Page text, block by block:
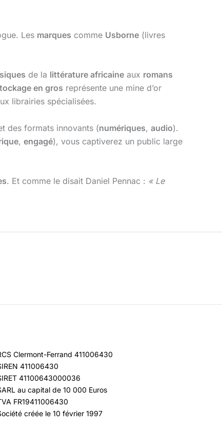
Les marques comme Usborne (livres
de la littérature africaine aux romans
en gros représente une mine d’or
librairies spécialisées.
des formats innovants (numériques, audio).
, engagé), vous captiverez un public large
. Et comme le disait Daniel Pennac : « Le
Clermont-Ferrand 411006430
411006430
41100643000036
au capital de 10 000 Euros
FR19411006430
créée le 10 février 1997